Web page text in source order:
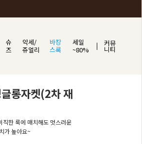
슈
즈
악세/
쥬얼리
바캉
스룩
세일
~80%
커뮤
니티
롱자켓(2차 재
직한 룩에 매치해도 멋스러운
가 높아요~